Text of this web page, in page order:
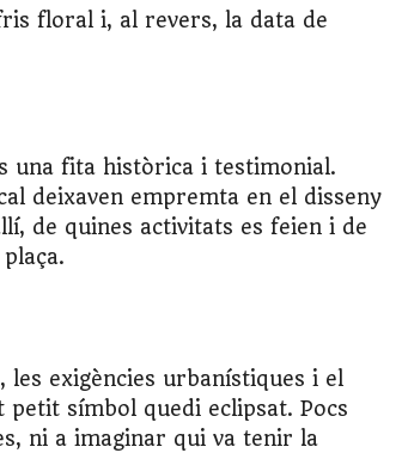
floral i, al revers, la data de
una fita històrica i testimonial.
deixaven empremta en el disseny
de quines activitats es feien i de
exigències urbanístiques i el
símbol quedi eclipsat. Pocs
ni a imaginar qui va tenir la